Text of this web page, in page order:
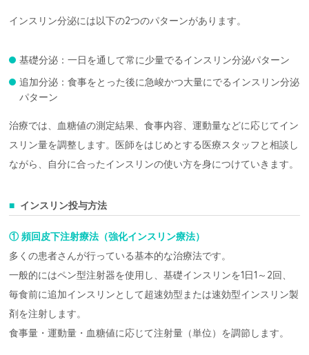
インスリン分泌には以下の2つのパターンがあります。
基礎分泌：一日を通して常に少量でるインスリン分泌パターン
追加分泌：食事をとった後に急峻かつ大量にでるインスリン分泌
パターン
治療では、血糖値の測定結果、食事内容、運動量などに応じてイン
スリン量を調整します。医師をはじめとする医療スタッフと相談し
ながら、自分に合ったインスリンの使い方を身につけていきます。
インスリン投与方法
① 頻回皮下注射療法（強化インスリン療法）
多くの患者さんが行っている基本的な治療法です。
一般的にはペン型注射器を使用し、基礎インスリンを1日1～2回、
毎食前に追加インスリンとして超速効型または速効型インスリン製
剤を注射します。
食事量・運動量・血糖値に応じて注射量（単位）を調節します。